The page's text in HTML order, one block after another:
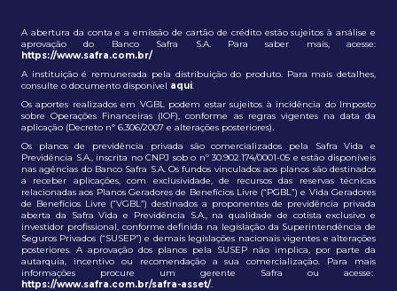
A abertura da conta e a emissão de cartão de crédito estão sujeitos à análise e
aprovação do Banco Safra S.A. Para saber mais, acesse:
https://www.safra.com.br/
A instituição é remunerada pela distribuição do produto. Para mais detalhes,
consulte o documento disponível aqui.
Os aportes realizados em VGBL podem estar sujeitos à incidência do Imposto
sobre Operações Financeiras (IOF), conforme as regras vigentes na data da
aplicação (Decreto nº 6.306/2007 e alterações posteriores).
Os planos de previdência privada são comercializados pela Safra Vida e
Previdência S.A., inscrita no CNPJ sob o nº 30.902.174/0001-05 e estão disponíveis
nas agências do Banco Safra S.A. Os fundos vinculados aos planos são destinados
a receber aplicações, com exclusividade, de recursos das reservas técnicas
relacionadas aos Planos Geradores de Benefícios Livre (“PGBL”) e Vida Geradores
de Benefícios Livre (“VGBL”) destinados a proponentes de previdência privada
aberta da Safra Vida e Previdência S.A., na qualidade de cotista exclusivo e
investidor profissional, conforme definida na legislação da Superintendência de
Seguros Privados (“SUSEP”) e demais legislações nacionais vigentes e alterações
posteriores. A aprovação dos planos pela SUSEP não implica, por parte da
autarquia, incentivo ou recomendação a sua comercialização. Para mais
informações procure um gerente Safra ou acesse:
https://www.safra.com.br/safra-asset/.